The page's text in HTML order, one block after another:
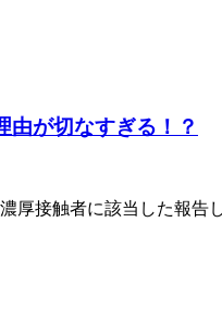
が切なすぎる！？
厚接触者に該当した報